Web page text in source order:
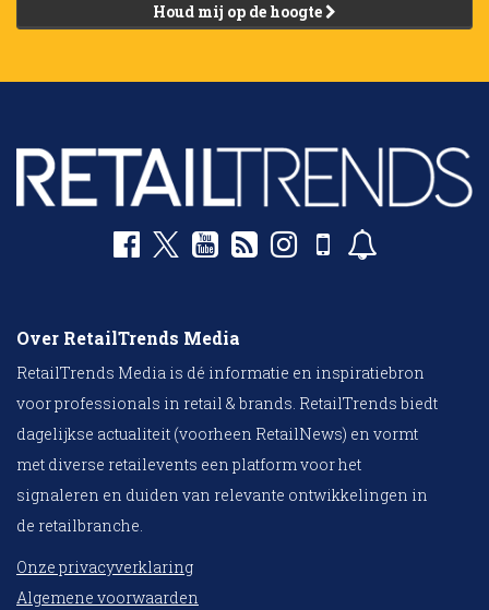
Houd mij op de hoogte
Over RetailTrends Media
RetailTrends Media is dé informatie en inspiratiebron
voor professionals in retail & brands. RetailTrends biedt
dagelijkse actualiteit (voorheen RetailNews) en vormt
met diverse retailevents een platform voor het
signaleren en duiden van relevante ontwikkelingen in
de retailbranche.
Onze privacyverklaring
Algemene voorwaarden